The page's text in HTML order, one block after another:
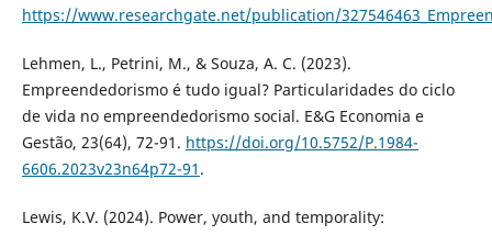
https://www.researchgate.net/publication/
Lehmen, L., Petrini, M., & Souza, A. C. (2023).
Empreendedorismo é tudo igual? Particularidades do ciclo
de vida no empreendedorismo social. E&G Economia e
Gestão, 23(64), 72-91. https://doi.org/10.5752/P.1984-
6606.2023v23n64p72-91 .
Lewis, K.V. (2024). Power, youth, and temporality: